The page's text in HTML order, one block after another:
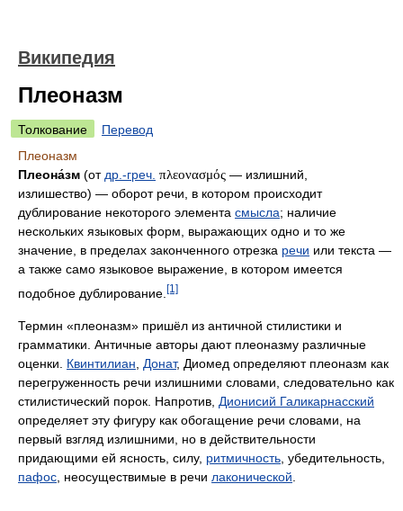
Википедия
Плеоназм
Толкование
Перевод
Плеоназм
Плеона́зм (от др.-греч. πλεονασμός — излишний,
излишество) — оборот речи, в котором происходит
дублирование некоторого элемента смысла; наличие
нескольких языковых форм, выражающих одно и то же
значение, в пределах законченного отрезка речи или текста —
а также само языковое выражение, в котором имеется
подобное дублирование. [1]
Термин «плеоназм» пришёл из античной стилистики и
грамматики. Античные авторы дают плеоназму различные
оценки. Квинтилиан Донат, Диомед определяют плеоназм как
перегруженность речи излишними словами, следовательно как
стилистический порок. Напротив, Дионисий Галикарнасский
определяет эту фигуру как обогащение речи словами, на
первый взгляд излишними, но в действительности
придающими ей ясность, силу, ритмичность , убедительность,
пафос , неосуществимые в речи лаконической